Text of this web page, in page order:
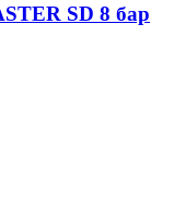
SD 8 бар